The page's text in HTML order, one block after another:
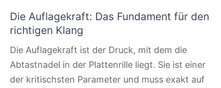
Die Auflagekraft: Das Fundament für den
richtigen Klang
Die Auflagekraft ist der Druck, mit dem die
Abtastnadel in der Plattenrille liegt. Sie ist einer
der kritischsten Parameter und muss exakt auf